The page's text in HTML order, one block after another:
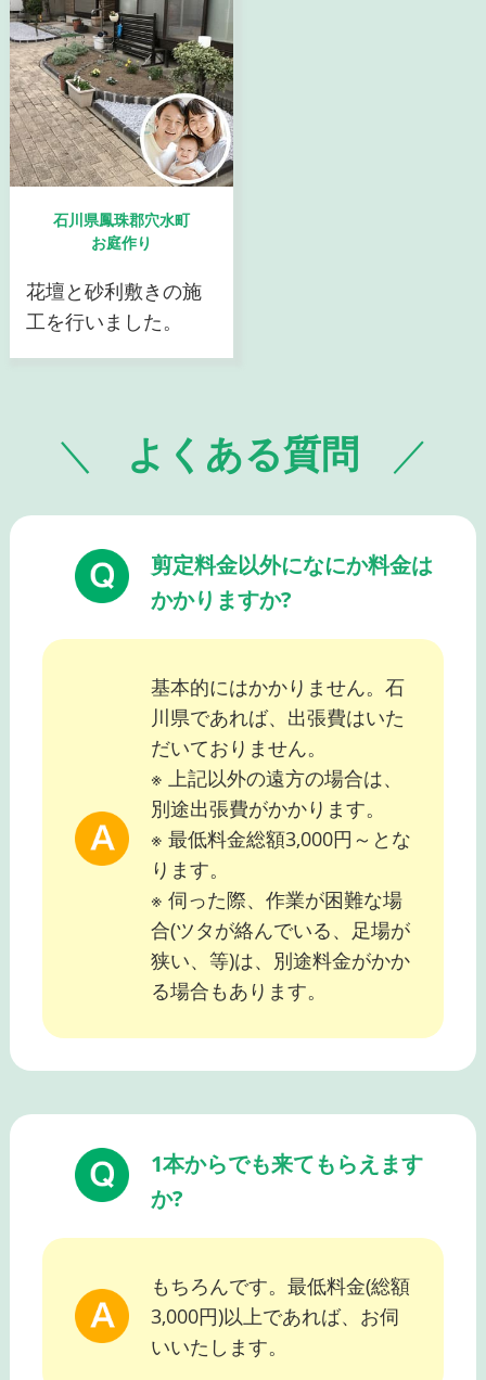
石川県鳳珠郡穴水町
お庭作り
花壇と砂利敷きの施
工を行いました。
よくある質問
剪定料金以外になにか料金は
かかりますか?
基本的にはかかりません。石
川県であれば、出張費はいた
だいておりません。
※ 上記以外の遠方の場合は、
別途出張費がかかります。
※ 最低料金総額3,000円～とな
ります。
※ 伺った際、作業が困難な場
合(ツタが絡んでいる、足場が
狭い、等)は、別途料金がかか
る場合もあります。
1本からでも来てもらえます
か?
もちろんです。最低料金(総額
3,000円)以上であれば、お伺
いいたします。